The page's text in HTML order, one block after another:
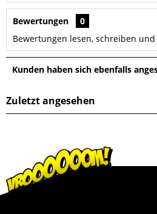
Bewertungen
0
Bewertungen lesen, schreiben
Kunden haben sich ebenfalls
Zuletzt angesehen